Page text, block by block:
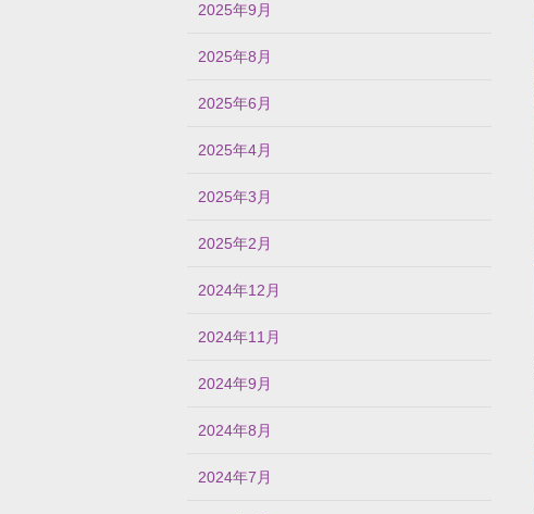
2025年9月
2025年8月
2025年6月
2025年4月
2025年3月
2025年2月
2024年12月
2024年11月
2024年9月
2024年8月
2024年7月